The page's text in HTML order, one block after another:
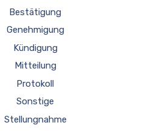
Bestätigung
Genehmigung
Kündigung
Mitteilung
Protokoll
Sonstige
Stellungnahme